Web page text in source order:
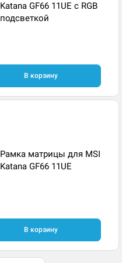
Katana GF66 11UE с RGB
подсветкой
В корзину
Рамка матрицы для MSI
Katana GF66 11UE
В корзину